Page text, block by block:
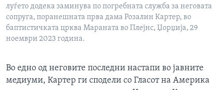
луѓето додека заминува по погребната служба за неговата
сопруга, поранешната прва дама Розалин Картер, во
баптистичката црква Мараната во Плејнс, Џорџија, 29
ноември 2023 година.
Во едно од неговите последни настапи во јавните
медиуми, Картер ги сподели со Гласот на Америка